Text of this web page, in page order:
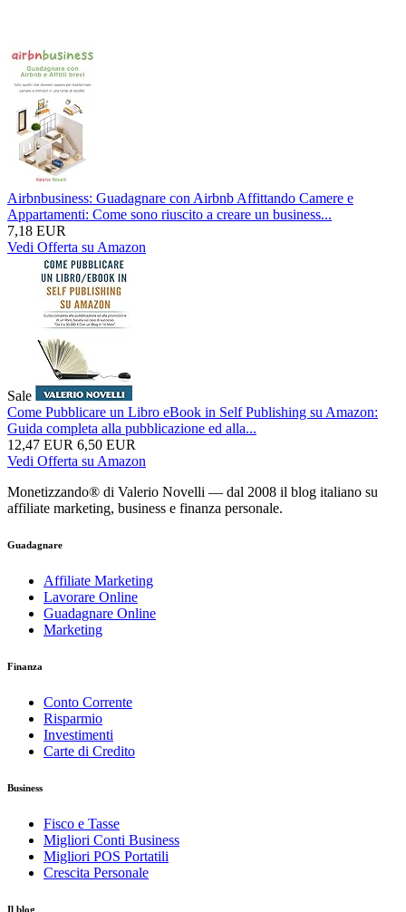
Airbnbusiness: Guadagnare con Airbnb Affittando Camere e
Appartamenti: Come sono riuscito a creare un business...
7,18 EUR
Vedi Offerta su Amazon
Sale
Come Pubblicare un Libro eBook in Self Publishing su Amazon:
Guida completa alla pubblicazione ed alla...
12,47 EUR 6,50 EUR
Vedi Offerta su Amazon
Monetizzando® di Valerio Novelli — dal 2008 il blog italiano su
affiliate marketing, business e finanza personale.
Guadagnare
Affiliate Marketing
Lavorare Online
Guadagnare Online
Marketing
Finanza
Conto Corrente
Risparmio
Investimenti
Carte di Credito
Business
Fisco e Tasse
Migliori Conti Business
Migliori POS Portatili
Crescita Personale
Il blog